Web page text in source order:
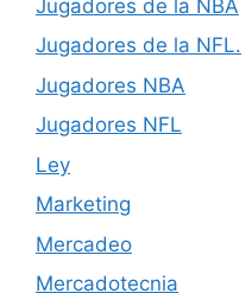
Jugadores de la NBA
Jugadores de la NFL.
Jugadores NBA
Jugadores NFL
Ley
Marketing
Mercadeo
Mercadotecnia